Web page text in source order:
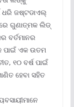
ଧରି ଜଷ୍ଟଡାଏଲ୍
ଗୁଣାତ୍ମକ ଲିଡ୍
ବର୍ତମାନର
ପାଇଁ ଏକ ଉତମ
୧୦ ବର୍ଷ ପାଇଁ
ହେବା ସହିତ